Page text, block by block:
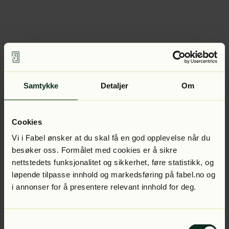
Samtykke Detaljer Om
Cookies
Vi i Fabel ønsker at du skal få en god opplevelse når du
besøker oss. Formålet med cookies er å sikre
nettstedets funksjonalitet og sikkerhet, føre statistikk, og
løpende tilpasse innhold og markedsføring på fabel.no og
i annonser for å presentere relevant innhold for deg.